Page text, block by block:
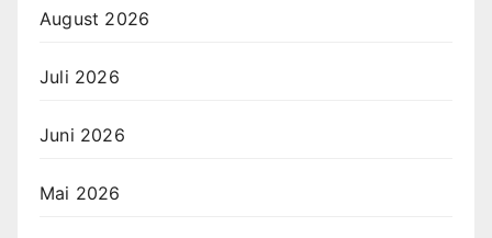
August 2026
Juli 2026
Juni 2026
Mai 2026